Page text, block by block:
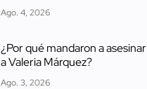
Ago. 4, 2026
¿Por qué mandaron a asesinar
a Valeria Márquez?
Ago. 3, 2026